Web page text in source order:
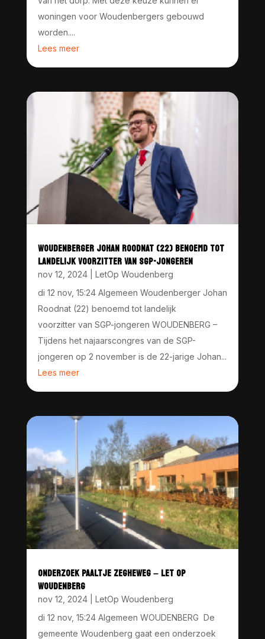
woningen voor Woudenbergers gebouwd
worden....
Lees meer
WOUDENBERGER JOHAN ROODNAT (22) BENOEMD TOT
LANDELIJK VOORZITTER VAN SGP-JONGEREN
nov 12, 2024| LetOp Woudenberg
di 12 nov, 15:24 Algemeen Woudenberger Johan
Roodnat (22) benoemd tot landelijk
voorzitter van SGP-jongeren WOUDENBERG –
Tijdens het najaarscongres van de SGP-
jongeren op 2 november is de 22-jarige Johan...
Lees meer
ONDERZOEK PAALTJE ZEGHEWEG – LET OP
WOUDENBERG
nov 12, 2024| LetOp Woudenberg
di 12 nov, 15:24 Algemeen WOUDENBERG De
gemeente Woudenberg gaat een onderzoek